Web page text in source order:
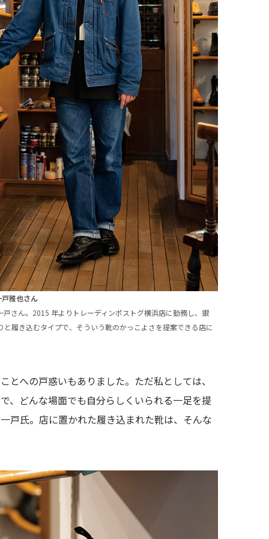
雅也さん
さん。2015 年よりトレーディンポストグ横浜店に勤務し、銀
履き込むタイプで、そういう靴のかっこよさを提案できる店に
とへの戸惑いもありました。ただ私としては、
、どんな場面でも自分らしくいられる一足を提
戸氏。店に置かれた履き込まれた靴は、そんな